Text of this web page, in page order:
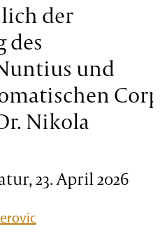
der
des
und
Nikola
23. April 2026